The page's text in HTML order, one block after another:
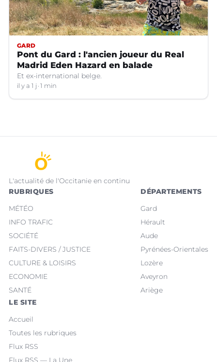
GARD
Pont du Gard : l'ancien joueur du Real
Madrid Eden Hazard en balade
Et ex-international belge.
il y a 1 j 1 min
L'actualité de l'Occitanie en continu
RUBRIQUES
MÉTÉO
INFO TRAFIC
SOCIÉTÉ
FAITS-DIVERS / JUSTICE
CULTURE & LOISIRS
ECONOMIE
SANTÉ
DÉPARTEMENTS
Gard
Hérault
Aude
Pyrénées-Orientales
Lozère
Aveyron
Ariège
LE SITE
Accueil
Toutes les rubriques
Flux RSS
Flux RSS — La Une